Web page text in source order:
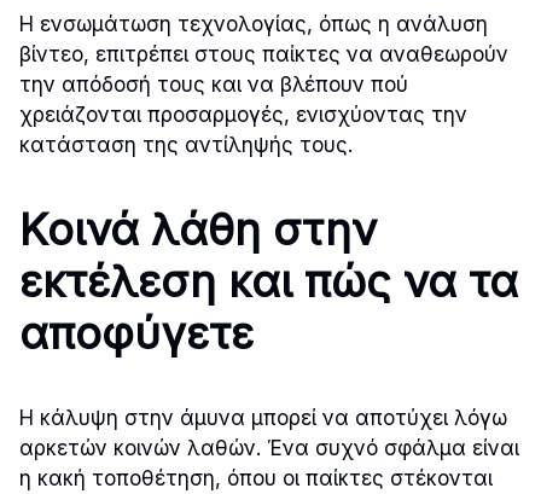
Η ενσωμάτωση τεχνολογίας, όπως η ανάλυση
βίντεο, επιτρέπει στους παίκτες να αναθεωρούν
την απόδοσή τους και να βλέπουν πού
χρειάζονται προσαρμογές, ενισχύοντας την
κατάσταση της αντίληψής τους.
Κοινά λάθη στην
εκτέλεση και πώς να τα
αποφύγετε
Η κάλυψη στην άμυνα μπορεί να αποτύχει λόγω
αρκετών κοινών λαθών. Ένα συχνό σφάλμα είναι
η κακή τοποθέτηση, όπου οι παίκτες στέκονται